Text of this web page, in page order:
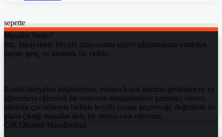
sepette
Masalist Nedir?
Biz, hikayelerin büyülü dünyasında sizleri ağırlamaktan mutluluk
duyan genç ve dinamik bir ekibiz.
Renkli dünyaları keşfederken, onların hayal gücünü geliştirmeye ve
öğrenmeyi eğlenceli bir serüvene dönüştürmeye yardımcı oluyor,
ailelerin çocuklarıyla birlikte keyifli zaman geçireceği, değerlerin ön
plana çıktığı masallar dolu bir dünya vaat ediyoruz.
Çok Okunan Masallarımız